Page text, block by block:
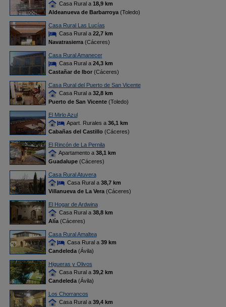
Casa Rural a 18,9 km
Aldeanueva de Barbarroya(Toledo)
Casa Rural Las Lucías
Casa Rural a 22,7 km
Navatrasierra(Cáceres)
Casa Rural Amanecer
Casa Rural a 24,3 km
Castañar de Ibor(Cáceres)
Casa Rural del Puerto de San Vicente
Casa Rural a 32,8 km
Puerto de San Vicente(Toledo)
El Mirlo Azul
Apart. Rurales a 36,1 km
Cabañas del Castillo(Cáceres)
El Rincón de La Pernila
Apartamento a 38,1 km
Guadalupe(Cáceres)
Casa Rural Atuvera
Casa Rural a 38,7 km
Villanueva de La Vera(Cáceres)
El Hogar de Ardwina
Casa Rural a 38,8 km
Alía(Cáceres)
Casa Rural Amaltea
Casa Rural a 39 km
Candeleda(Ávila)
Higueras y Olivos
Casa Rural a 39,2 km
Candeleda(Ávila)
Los Chorrancos
Casa Rural a 39,4 km